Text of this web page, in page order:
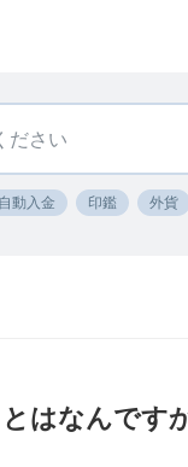
動入金 印鑑 外貨
はなんで